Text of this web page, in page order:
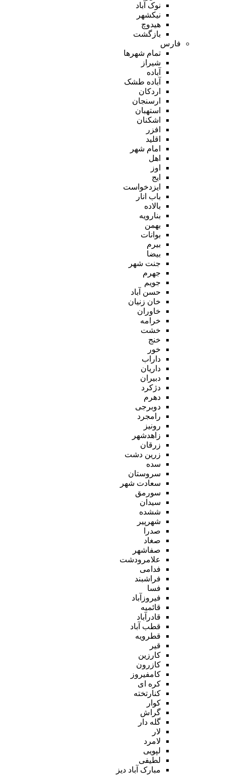
نوک آباد
نیکشهر
هیدوچ
بازگشت
فارس
تمام شهر‌ها
شیراز
آباده
آباده طشک
اردکان
ارسنجان
استهبان
اشکنان
افزر
اقلید
امام شهر
اهل
اوز
ایج
ایزدخواست
باب انار
بالاده
بنارویه
بهمن
بوانات
بیرم
بیضا
جنت شهر
جهرم
جویم
حسن آباد
خان زنیان
خاوران
خرامه
خشت
خنج
خور
داراب
داریان
دبیران
دژکرد
دهرم
دوبرجی
رامجرد
رونیز
زاهدشهر
زرقان
زرین دشت
سده
سروستان
سعادت شهر
سورمق
سیدان
ششده
شهرپیر
صدرا
صغاد
صفاشهر
علامرودشت
فدامی
فراشبند
فسا
فیروزآباد
قائمیه
قادرآباد
قطب آباد
قطرویه
قیر
کارزین
کازرون
کامفیروز
کره ای
کنارتخته
کوار
گراش
گله دار
لار
لامرد
لپویی
لطیفی
مبارک آباد دیز